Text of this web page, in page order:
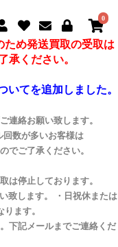
0
め発送買取の受取は
承ください。
いてを追加しました。
連絡お願い致します。
数が多いお客様は
でご了承ください。
は停止しております。
致します。 ・日祝休または
ます。
下記メールまでご連絡くだ